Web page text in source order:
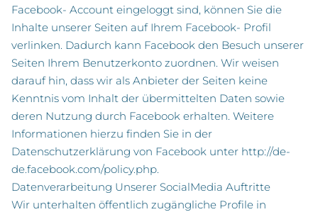
Facebook- Account eingeloggt sind, können Sie die
Inhalte unserer Seiten auf Ihrem Facebook- Profil
verlinken. Dadurch kann Facebook den Besuch unserer
Seiten Ihrem Benutzerkonto zuordnen. Wir weisen
darauf hin, dass wir als Anbieter der Seiten keine
Kenntnis vom Inhalt der übermittelten Daten sowie
deren Nutzung durch Facebook erhalten. Weitere
Informationen hierzu finden Sie in der
Datenschutzerklärung von Facebook unter http://de-
de.facebook.com/policy.php.
Datenverarbeitung Unserer SocialMedia Auftritte
Wir unterhalten öffentlich zugängliche Profile in